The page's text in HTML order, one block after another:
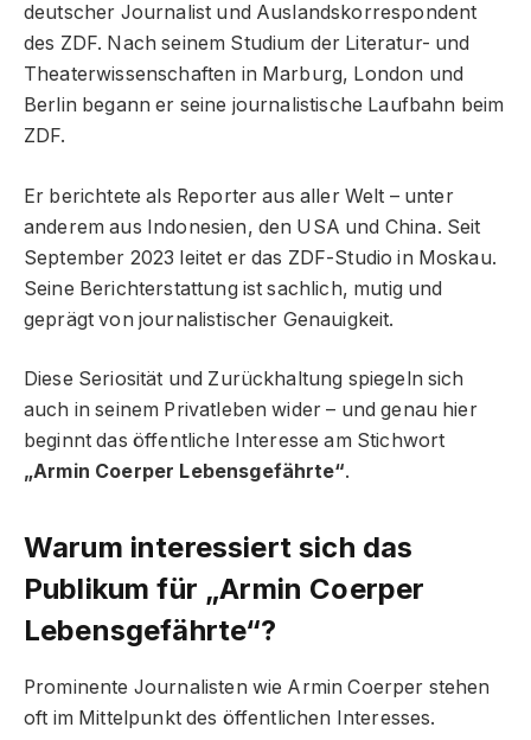
deutscher Journalist und Auslandskorrespondent
des ZDF. Nach seinem Studium der Literatur- und
Theaterwissenschaften in Marburg, London und
Berlin begann er seine journalistische Laufbahn beim
ZDF.
Er berichtete als Reporter aus aller Welt – unter
anderem aus Indonesien, den USA und China. Seit
September 2023 leitet er das ZDF-Studio in Moskau.
Seine Berichterstattung ist sachlich, mutig und
geprägt von journalistischer Genauigkeit.
Diese Seriosität und Zurückhaltung spiegeln sich
auch in seinem Privatleben wider – und genau hier
beginnt das öffentliche Interesse am Stichwort
„Armin Coerper Lebensgefährte“.
Warum interessiert sich das
Publikum für „Armin Coerper
Lebensgefährte“?
Prominente Journalisten wie Armin Coerper stehen
oft im Mittelpunkt des öffentlichen Interesses.